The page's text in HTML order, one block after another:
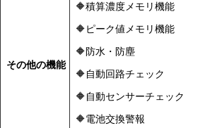
その他の機能
🔶積算濃度メモリ機能
🔶ピーク値メモリ機能
🔶防水・防塵
🔶自動回路チェック
🔶自動センサーチェック
🔶電池交換警報